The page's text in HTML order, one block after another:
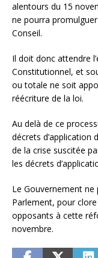
alentours du 15
ne pourra
Conseil.
Il doit donc attendre
Constitutionnel, et
ou totale ne soit
réécriture de la loi.
Au delà de ce
décrets d’application
de la crise suscitée
les décrets
Le Gouvernement ne
Parlement, pour
opposants à cette
novembre.